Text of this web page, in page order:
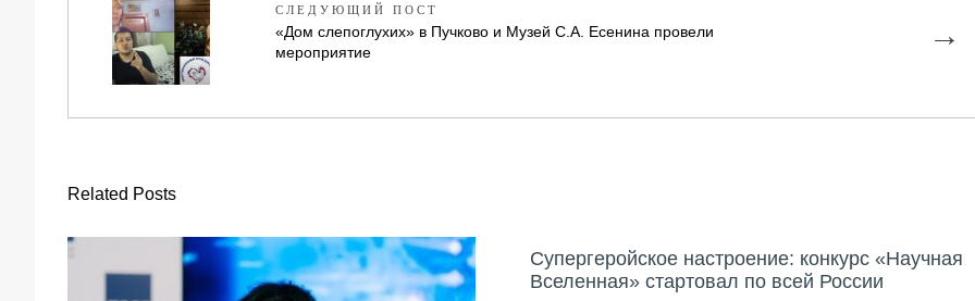
→
СЛЕДУЮЩИЙ ПОСТ
«Дом слепоглухих» в Пучково и Музей С.А. Есенина провели
мероприятие
Related Posts
Супергеройское настроение: конкурс «Научная
Вселенная» стартовал по всей России